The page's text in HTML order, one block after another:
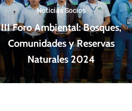
Noticias Socios
III Foro Ambiental: Bosques,
Comunidades y Reservas
Naturales 2024